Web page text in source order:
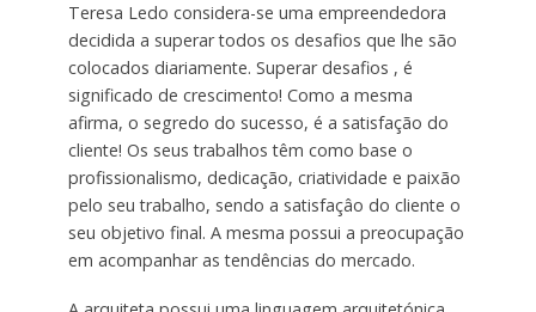
Teresa Ledo considera-se uma empreendedora
decidida a superar todos os desafios que lhe são
colocados diariamente. Superar desafios , é
significado de crescimento! Como a mesma
afirma, o segredo do sucesso, é a satisfação do
cliente! Os seus trabalhos têm como base o
profissionalismo, dedicação, criatividade e paixão
pelo seu trabalho, sendo a satisfaçâo do cliente o
seu objetivo final. A mesma possui a preocupação
em acompanhar as tendências do mercado.